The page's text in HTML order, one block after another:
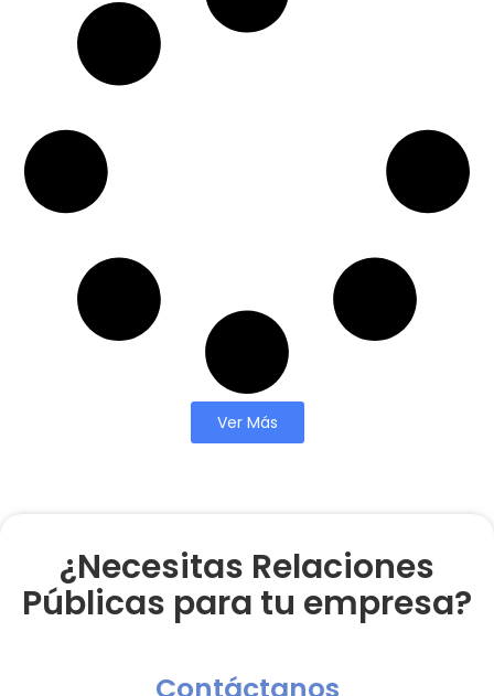
Ver Más
¿Necesitas Relaciones
Públicas para tu empresa?